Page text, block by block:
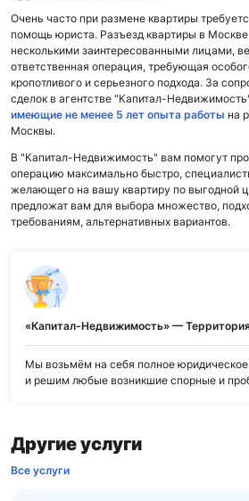
Очень часто при размене квартиры
помощь юриста. Разъезд квартиры в
несколькими заинтересованными лицами,
ответственная операция, требующая
кропотливого и серьезного подхода. За
сделок в агентстве "Капитал-
имеющие не менее 5 лет опыта работы на
Москвы.
В "Капитал-Недвижимость" вам помогут
операцию максимально быстро,
желающего на вашу квартиру по выгодной
предложат вам для выбора множество,
требованиям, альтернативных вариантов.
«Капитал-Недвижимость» —
Мы возьмём на себя полное
и решим любые возникшие спорные и
Другие услуги
Все услуги